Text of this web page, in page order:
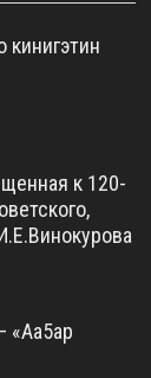
кинигэтин
к 120-
«Аа5ар